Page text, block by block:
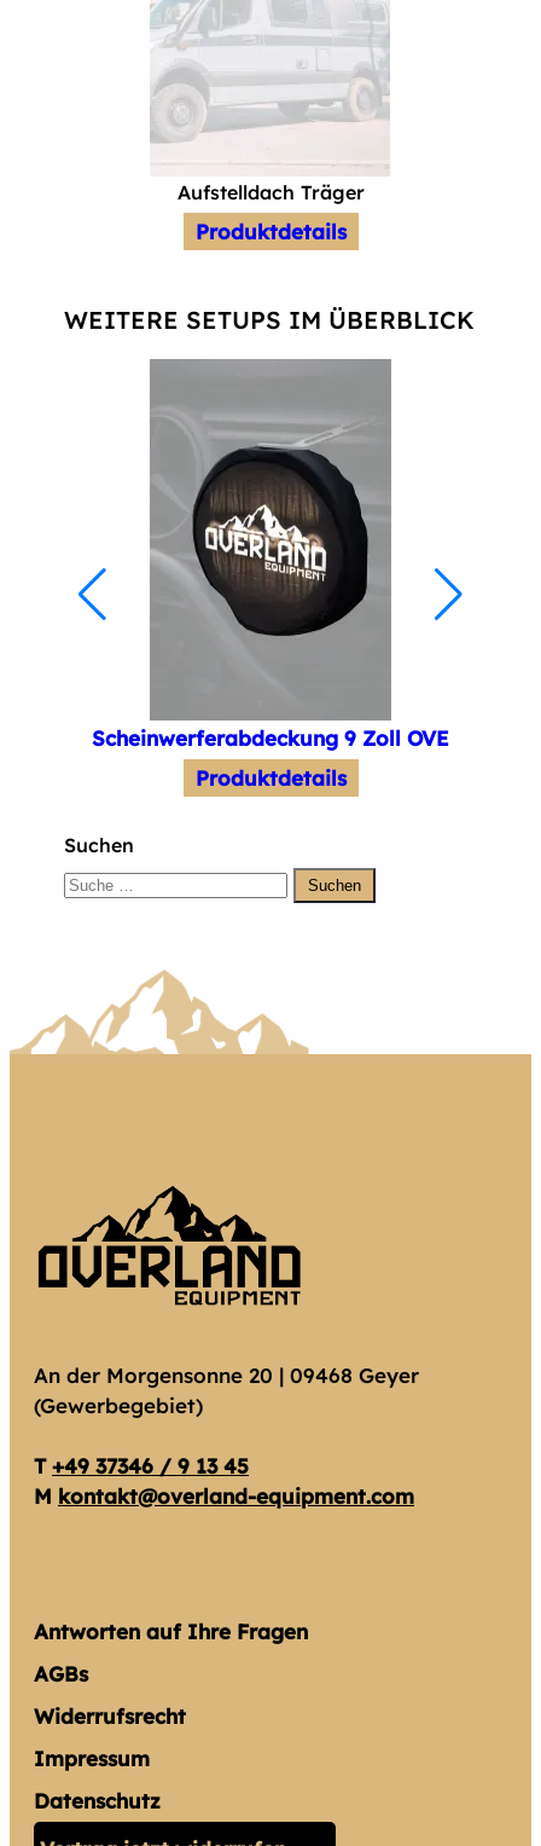
Aufstelldach Träger
Produktdetails
WEITERE SETUPS IM ÜBERBLICK
Scheinwerferabdeckung 9 Zoll OVE
Produktdetails
Suchen
Suchen
An der Morgensonne 20 | 09468 Geyer
(Gewerbegebiet)
T+49 37346 / 9 13 45
M kontakt@overland-equipment.com
Antworten auf Ihre Fragen
AGBs
Widerrufsrecht
Impressum
Datenschutz